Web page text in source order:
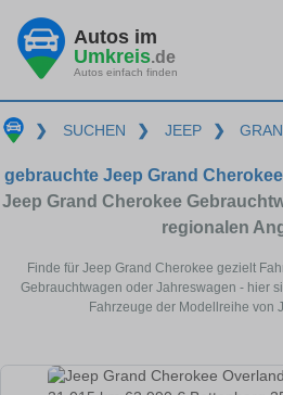
Autos im
Umkreis.de
Autos einfach finden
❯ SUCHEN ❯ JEEP ❯
gebrauchte Jeep Grand
Jeep Grand Cherokee
regionalen
Finde für Jeep Grand Cherokee gezielt
Gebrauchtwagen oder Jahreswagen - hier
Fahrzeuge der Modellreihe von